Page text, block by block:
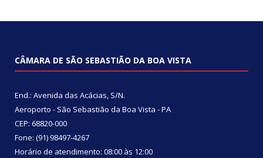
CÂMARA DE SÃO SEBASTIÃO DA BOA VISTA
End.: Avenida das Acácias, S/N.
Aeroporto - São Sebastião da Boa Vista - PA
CEP: 68820-000
Fone: (91) 98497-4267
Horário de atendimento: 08:00 às 12:00